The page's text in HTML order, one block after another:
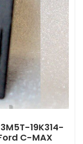
19K314-
C-MAX